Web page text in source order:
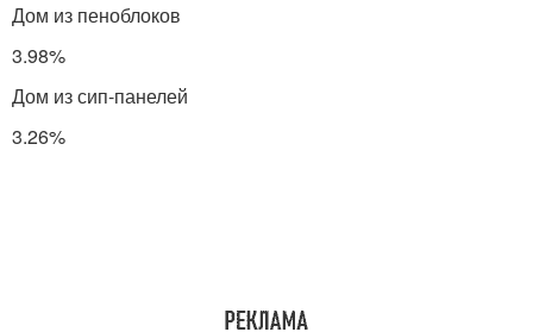
Дом из пеноблоков
3.98%
Дом из сип-панелей
3.26%